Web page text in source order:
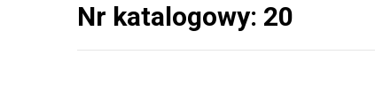
Nr katalogowy: 20